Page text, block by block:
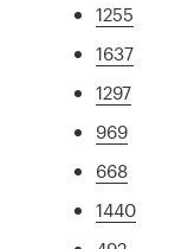
1255
1637
1297
969
668
1440